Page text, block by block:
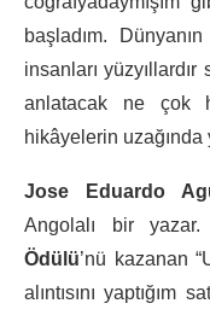
başladım.
insanları
anlatacak ne çok
hikâyelerin
Jose Eduardo
Angolalı bir
Ödülü’nü kazanan
alıntısını yaptığım